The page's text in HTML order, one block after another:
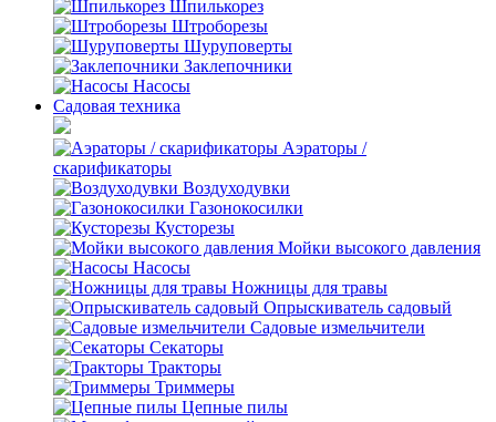
Шпилькорез
Штроборезы
Шуруповерты
Заклепочники
Насосы
Садовая техника
Аэраторы /
скарификаторы
Воздуходувки
Газонокосилки
Кусторезы
Мойки высокого давления
Насосы
Ножницы для травы
Опрыскиватель садовый
Садовые измельчители
Секаторы
Тракторы
Триммеры
Цепные пилы